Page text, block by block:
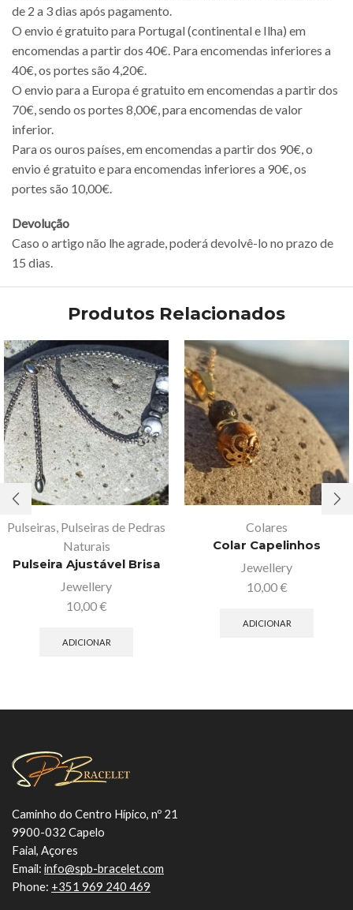
de 2 a 3 dias após pagamento.
O envio é gratuito para Portugal (continental e Ilha) em
encomendas a partir dos 40€. Para encomendas inferiores a
40€, os portes são 4,20€.
O envio para a Europa é gratuito em encomendas a partir dos
70€, sendo os portes 8,00€, para encomendas de valor
inferior.
Para os ouros países, em encomendas a partir dos 90€, o
envio é gratuito e para encomendas inferiores a 90€, os
portes são 10,00€.
Devolução
Caso o artigo não lhe agrade, poderá devolvê-lo no prazo de
15 dias.
Produtos Relacionados
Pulseiras Pulseiras de Pedras
Naturais
Pulseira Ajustável Brisa
Jewellery
10,00€
ADICIONAR
Colares
Colar Capelinhos
Jewellery
10,00€
ADICIONAR
Caminho do Centro Hípico, nº 21
9900-032 Capelo
Faial, Açores
Email: info@spb-bracelet.com
Phone: +351 969 240 469